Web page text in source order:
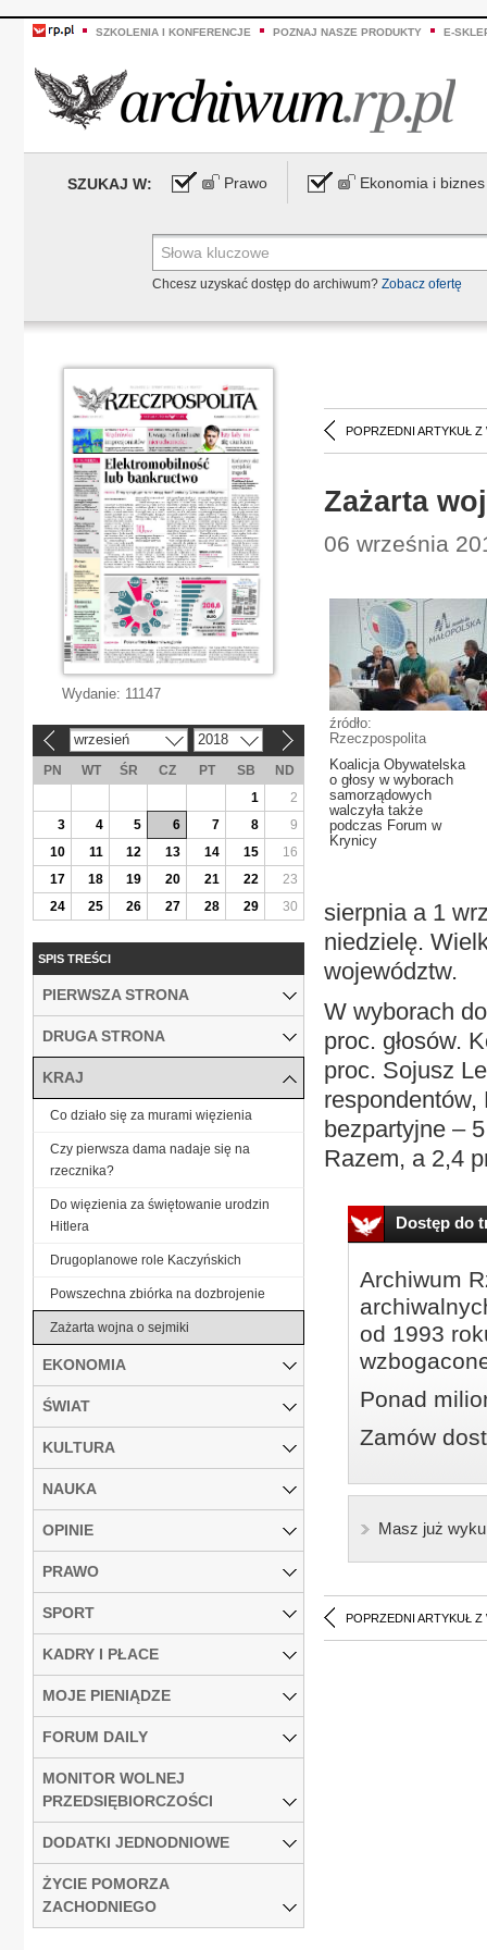
SZKOLENIA I KONFERENCJE POZNAJ NASZE PRODUKTY E-
SZUKAJ W: Prawo Ekonomia i biznes
Chcesz uzyskać dostęp do archiwum? Zobacz ofertę
POPRZEDNI ARTYKUŁ Z
Zażarta
06 września
źródło:
Rzeczpospolita
Koalicja Obywatelska
o głosy w wyborach
samorządowych
walczyła także
podczas Forum w
Krynicy
sierpnia a 1
niedzielę.
województw.
W wyborach
proc. głosów.
proc. Sojusz
bezpartyjne –
Razem, a 2,4
Dostęp do
Archiwum
od 1993
Ponad
Zamów
Masz już
POPRZEDNI ARTYKUŁ Z
Wydanie: 11147
wrzesień 2018
PN WT ŚR CZ PT SB
ND
1
2
3
4 5 6 7 8
9
10
11 12 13 14 15
16
17
18 19 20 21 22
23
24
25 26 27 28 29 30
SPIS TREŚCI
PIERWSZA STRONA
DRUGA STRONA
KRAJ
Co działo się za murami więzienia
Czy pierwsza dama nadaje się na
rzecznika?
Do więzienia za świętowanie urodzin
Hitlera
Drugoplanowe role Kaczyńskich
Powszechna zbiórka na dozbrojenie
Zażarta wojna o sejmiki
EKONOMIA
ŚWIAT
KULTURA
NAUKA
OPINIE
PRAWO
SPORT
KADRY I PŁACE
MOJE PIENIĄDZE
FORUM DAILY
MONITOR WOLNEJ
PRZEDSIĘBIORCZOŚCI
DODATKI JEDNODNIOWE
ŻYCIE POMORZA
ZACHODNIEGO